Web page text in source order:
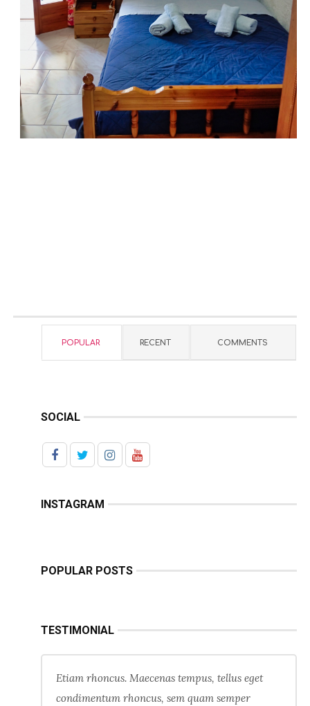
POPULAR RECENT COMMENTS
SOCIAL
INSTAGRAM
POPULAR POSTS
TESTIMONIAL
Etiam rhoncus. Maecenas tempus, tellus eget
condimentum rhoncus, sem quam semper